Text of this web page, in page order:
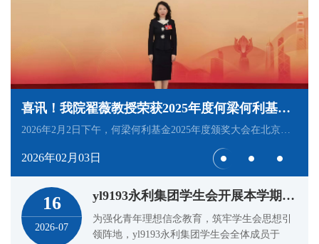
喜讯！我院翟薇教授荣获2025年度何梁何利基金科学与技术创新奖！
2026年2月2日下午，何梁何利基金2025年度颁奖大会在北京举行，我院翟薇教授荣获2025年度何梁何利基金科学与技术创新奖。翟薇教授长期从事超常条件材料科学与技术研究，主持承担多个国家级科研项目。自主设计研制...
2026年02月03日
16
2026-07
yl9193永利集团学生会开展本学期第二次集体学习
为强化青年理想信念教育，筑牢学生会思想引
领阵地，yl9193永利集团学生会全体成员于